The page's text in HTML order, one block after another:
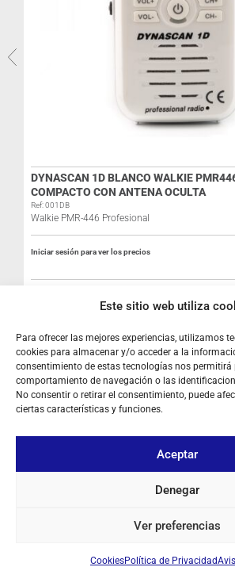
Este sitio web utiliza
Para ofrecer las mejores experiencias, utilizamos
cookies para almacenar y/o acceder a la
consentimiento de estas tecnologías nos permitirá
comportamiento de navegación o las
No consentir o retirar el consentimiento, puede
ciertas características y funciones.
Aceptar
Denegar
Ver preferencias
CookiesPolítica de Privacidad
DYNASCAN 1D BLANCO WALKIE
COMPACTO CON ANTENA OCULTA
Ref: 001DB
Walkie PMR-446 Profesional
Iniciar sesión para ver los precios
SOBRE NOSOTROS